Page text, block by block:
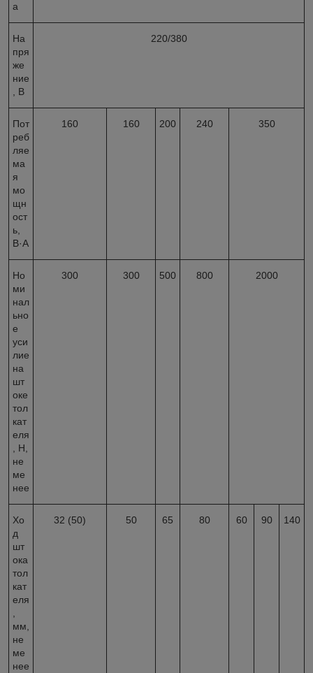
а
На
пря
же
ние
, В
220/380
Пот
реб
ляе
ма
я
мо
щн
ост
ь,
В·А
160 160 200 240 350
Но
ми
нал
ьно
е
уси
лие
на
шт
оке
тол
кат
еля
, Н,
не
ме
нее
300 300 500 800 2000
Хо
д
шт
ока
тол
кат
еля
,
мм,
не
ме
нее
32 (50) 50 65 80 60 90 140